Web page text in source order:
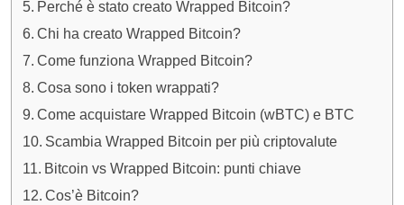
Perché è stato creato Wrapped Bitcoin?
Chi ha creato Wrapped Bitcoin?
Come funziona Wrapped Bitcoin?
Cosa sono i token wrappati?
Come acquistare Wrapped Bitcoin (wBTC) e BTC
Scambia Wrapped Bitcoin per più criptovalute
Bitcoin vs Wrapped Bitcoin: punti chiave
Cos’è Bitcoin?